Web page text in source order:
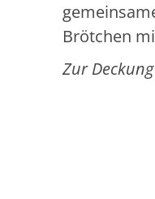
Brötchen
Zur